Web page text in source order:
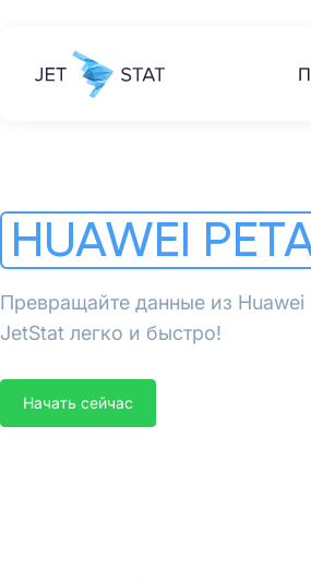
HUAWEI
Превращайте данные из
JetStat легко и быстро!
Начать сейчас